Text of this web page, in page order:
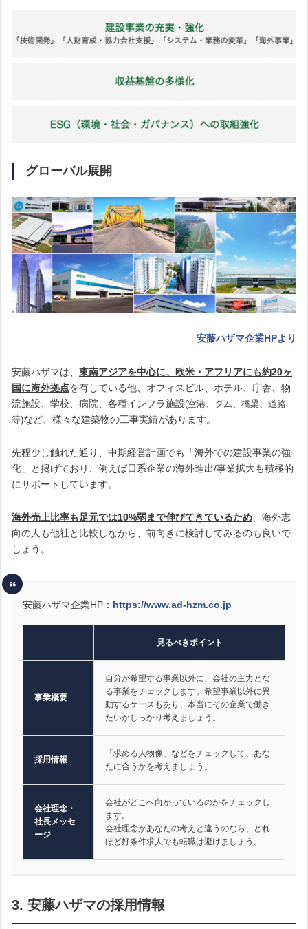
グローバル展開
安藤ハザマ企業HPより
安藤ハザマは、 東南アジアを中心に、欧米・アフリアにも約20ヶ
国に海外拠点を有している他、オフィスビル、ホテル、庁舎、物
流施設、学校、病院、各種インフラ施設(空港、ダム、橋梁、道路
等)など、様々な建築物の工事実績があります。
先程少し触れた通り、中期経営計画でも「海外での建設事業の強
化」と掲げており、例えば日系企業の海外進出/事業拡大も積極的
にサポートしています。
海外売上比率も足元では10%弱まで伸びてきているため 、海外志
向の人も他社と比較しながら、前向きに検討してみるのも良いで
しょう。
安藤ハザマ企業HP： https://www.ad-hzm.co.jp
見るべきポイント
事業概要
自分が希望する事業以外に、会社の主力とな
る事業をチェックします。希望事業以外に異
動するケースもあり、本当にその企業で働き
たいかしっかり考えましょう。
採用情報
「求める人物像」などをチェックして、あな
たに合うかを考えましょう。
会社理念・
社長メッセ
ージ
会社がどこへ向かっているのかをチェックし
ます。
会社理念があなたの考えと違うのなら、どれ
ほど好条件求人でも転職は避けましょう。
3. 安藤ハザマの採用情報